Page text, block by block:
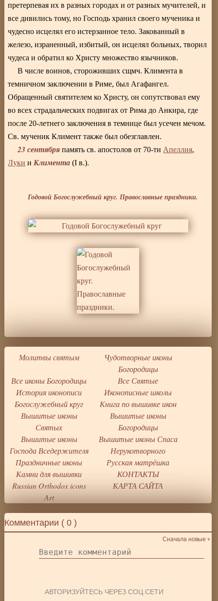
претерпевая их в разных городах и от разных мучителей, и
все дивились тому, но Господь хранил своего мученика и
чудесно исцелял его истерзанное тело. Закованный в
железо, израненный, избитый, он исцелял больных, творил
чудеса и обратил ко Христу множество язычников.
В числе воинов, стороживших сщмч. Климента в
темничном заключении в Риме, был Агафангел.
Обращенный святителем ко Христу, он сопутствовал ему
во всех страдальческих подвигах от Рима до Анкира, где
после 20-летнего заключения в темнице был усечен мечом.
Св. мученик Климент также был обезглавлен.
23 сентября память св. апостолов от 70-ти Апеллия,
Луки и Климента (I в.).
Годовой Богослужебный круг. Православные праздники.
Комментарии (0 )
Сначала новые
АВТОРИЗУЙТЕСЬ ЧЕРЕЗ СОЦ.СЕТИ
Молитвы святым
Чудотворные иконы
Богородицы
Все иконы Богородицы
Все Святые
История иконописи
Иконописные школы
Богослужебный круг
Книга по вышивке икон
Вышитые иконы
Святых
Вышитые иконы
Богородицы
Вышитые иконы
Господа Вседержителя
Вышитые иконы Спаса
Нерукотворного
Праздничные иконы
Русская матрёшка
Камни для вышивки
КОНТАКТЫ
Russian Orthodox icons
Art
КАРТА САЙТА